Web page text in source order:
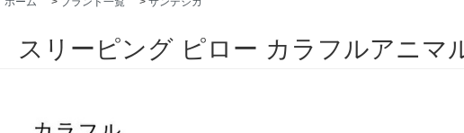
スリーピング ピロー カラフルアニマ